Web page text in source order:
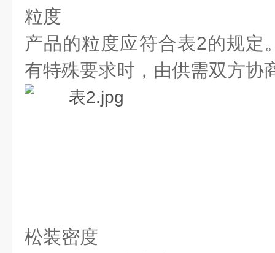
粒度
产品的粒度应符合表2的规定
有特殊要求时，由供需双方协
松装密度